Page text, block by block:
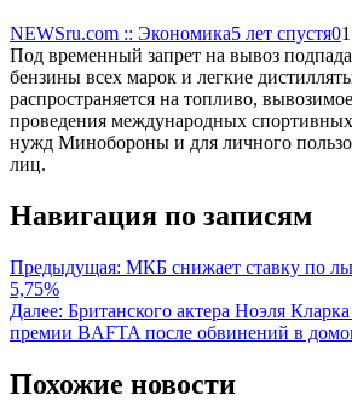
NEWSru.com :: Экономика5 лет спустя0
Под временный запрет на вывоз
бензины всех марок и легкие
распространяется на топливо,
проведения международных
нужд Минобороны и для личного
лиц.
Навигация по записям
Предыдущая: МКБ снижает ставку по
5,75%
Далее: Британского актера Ноэля
премии BAFTA после обвинений в
Похожие новости